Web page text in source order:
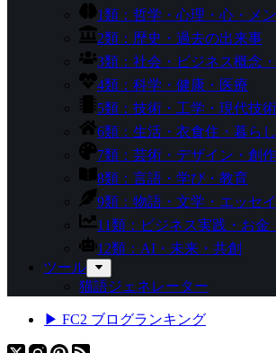
1類：哲学・心理・心・メ
2類：歴史・過去の出来事
3類：社会・ビジネス概念
4類：科学・健康・医療
5類：技術・工学・現代技術
6類：生活・衣食住・暮らし
7類：芸術・デザイン・創作
8類：言語・学び・教育
9類：物語・文学・エッセイ
11類：ビジネス実践・お金
12類：AI・未来・共創
ツール
猫語ジェネレーター
▶ FC2 ブログランキング